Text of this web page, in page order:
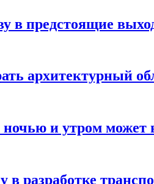
в предстоящие
архитектурный
и утром может
разработке